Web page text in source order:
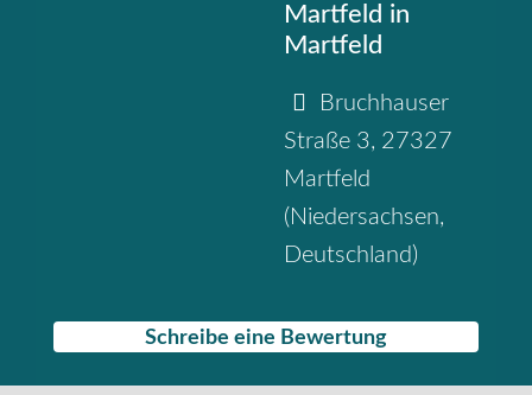
Martfeld in
Martfeld
Bruchhauser
Straße 3, 27327
Martfeld
( Niedersachsen,
Deutschland)
Schreibe eine Bewertung